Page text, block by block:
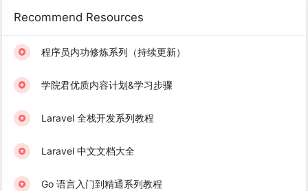
Recommend Resources
程序员内功修炼系列（持续更新）
学院君优质内容计划&学习步骤
Laravel 全栈开发系列教程
Laravel 中文文档大全
Go 语言入门到精通系列教程